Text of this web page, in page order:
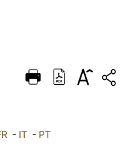
DEUTSCH
العربيّة - IT - PT